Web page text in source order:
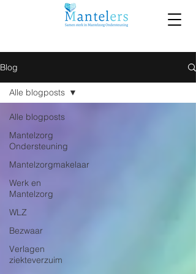
Blog
Alle blogposts
Mantelzorg
Ondersteuning
Mantelzorgmakelaar
Werk en
Mantelzorg
WLZ
Bezwaar
Verlagen
ziekteverzuim
Alle blogposts